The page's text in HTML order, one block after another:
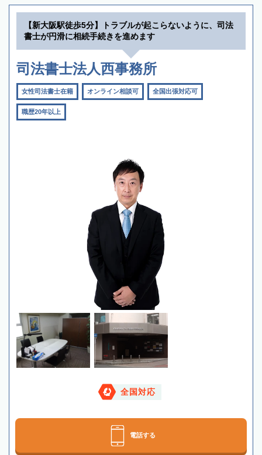
【新大阪駅徒歩5分】トラブルが起こらないように、司法
書士が円滑に相続手続きを進めます
司法書士法人西事務所
女性司法書士在籍 オンライン相談可 全国出張対応可
職歴20年以上
全国対応
電話する